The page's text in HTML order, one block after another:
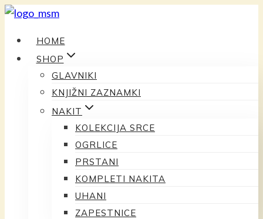
Preskoči
vsebinoHOME
SHOP
GLAVNIKI
KNJIŽNI ZAZNAMKI
NAKIT
KOLEKCIJA SRCE
OGRLICE
PRSTANI
KOMPLETI NAKITA
UHANI
ZAPESTNICE